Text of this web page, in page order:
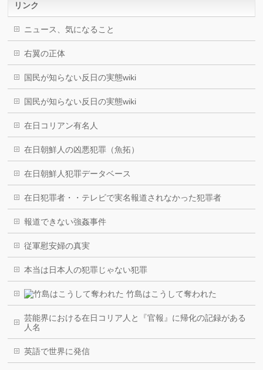
リンク
ニュース、気になること
右翼の正体
国民が知らない反日の実態wiki
国民が知らない反日の実態wiki
在日コリアン有名人
在日朝鮮人の凶悪犯罪（魚拓）
在日朝鮮人犯罪データベース
在日犯罪者・・テレビで実名報道されなかった犯罪者
報道できない強姦事件
従軍慰安婦の真実
本当は日本人の犯罪じゃない犯罪
竹島はこうして奪われた
芸能界における在日コリア人と『官報』に帰化の記録がある
人名
英語で世界に発信